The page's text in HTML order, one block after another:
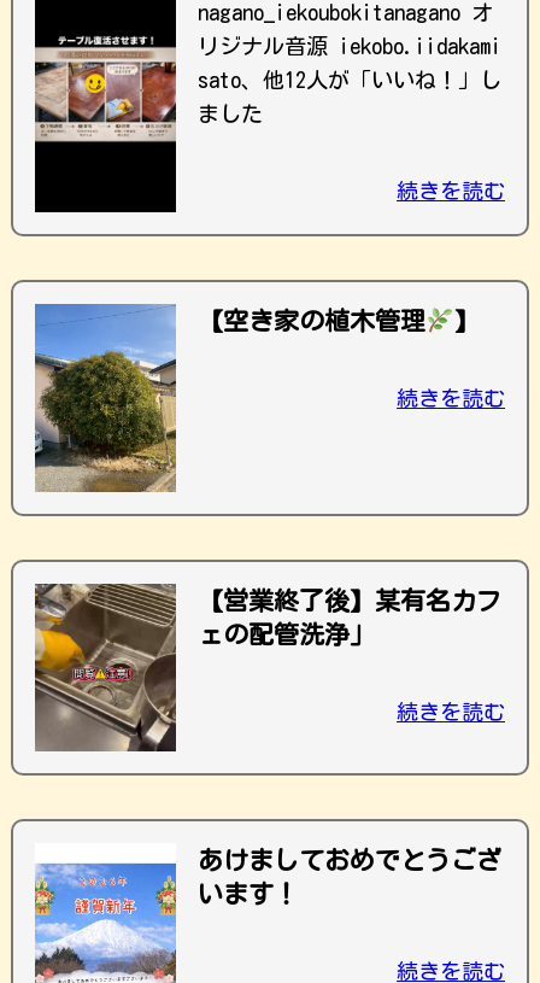
nagano_iekoubokitanagano オ
リジナル音源 iekobo.iidakami
sato、他12人が「いいね！」し
ました
続きを読む
【空き家の植木管理 】
続きを読む
【営業終了後】某有名カフ
ェの配管洗浄」
続きを読む
あけましておめでとうござ
います！
続きを読む